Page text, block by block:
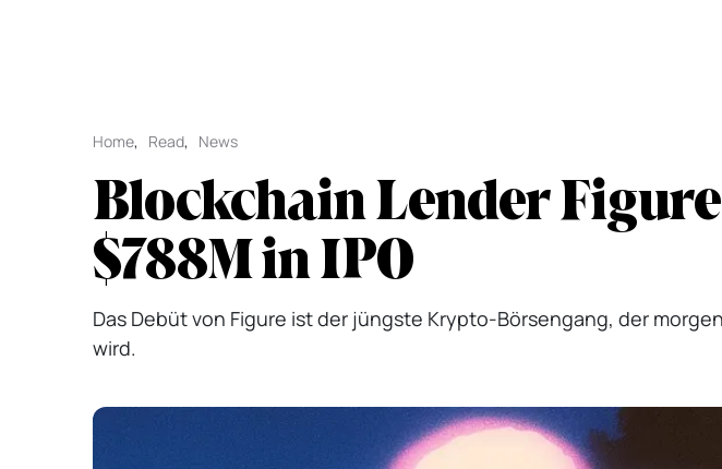
Home, Read, News
Blockchain Lender
$788M in IPO
Das Debüt von Figure ist der jüngste Krypto-Börsengang, der
wird.